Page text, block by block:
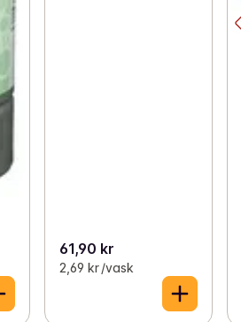
61,90 kr
2,69 kr /vask